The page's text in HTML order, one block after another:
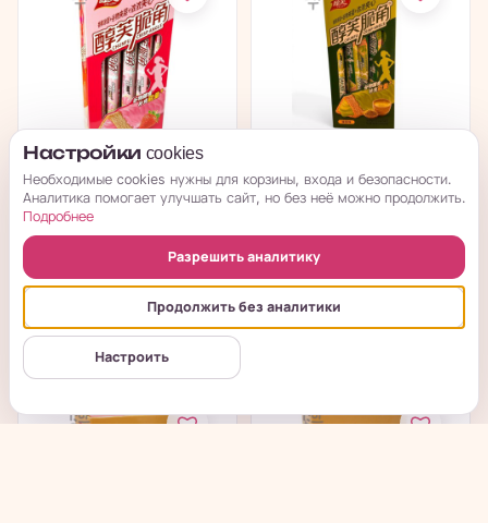
Chunfu Crisp Angle
Cakes - Хрустящее
злаковое...
от 480₽
→
Chunfu Crisp Angle
злаковое...
в наличии
от 480₽
Настройки cookies
Необходимые cookies нужны для корзины, входа и безопасности.
Аналитика помогает улучшать сайт, но без неё можно продолжить.
Подробнее
Разрешить аналитику
Продолжить без аналитики
Настроить